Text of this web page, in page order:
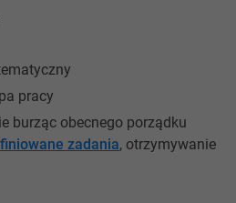
pracy
burząc obecnego porządku
zadania, otrzymywanie